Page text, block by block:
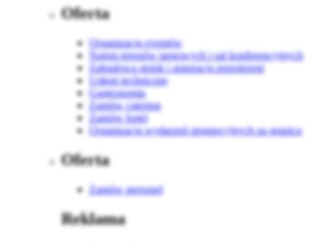
Oferta
Organizacja eventów
Najem terenów targowych i sal konferencyjnych
Zabudowa stoisk i aranżacja przestrzeni
Usługi techniczne
Gastronomia
Zamów catering
Zamów hotel
Organizacja wydarzeń promocyjnych za granicą
Oferta
Zamów personel
Reklama